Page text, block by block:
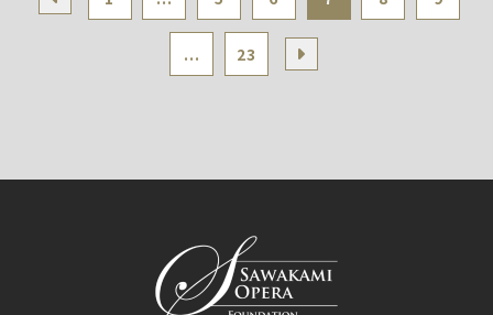
... 23